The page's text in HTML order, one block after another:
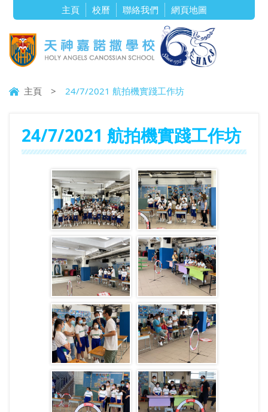
主頁 校曆 聯絡我們 網頁地圖
主頁 > 24/7/2021 航拍機實踐工作坊
24/7/2021 航拍機實踐工作坊